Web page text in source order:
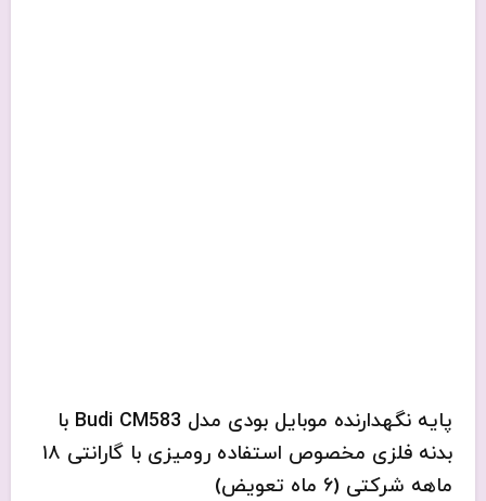
پایه نگهدارنده موبایل بودی مدل Budi CM583 با
بدنه فلزی مخصوص استفاده رومیزی با گارانتی ۱۸
ماهه شرکتی (۶ ماه تعویض)